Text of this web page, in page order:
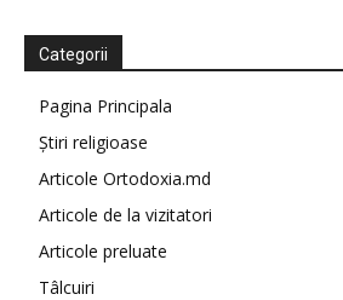
Categorii
Pagina Principala
Știri religioase
Articole Ortodoxia.md
Articole de la vizitatori
Articole preluate
Tâlcuiri